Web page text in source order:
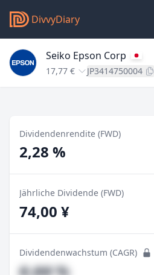
DivvyDiary
Seiko Epson Corp
17,77 € JP3414750004
Dividendenrendite (FWD)
2,28 %
Jährliche Dividende (FWD)
74,00 ¥
Dividendenwachstum (CAGR)